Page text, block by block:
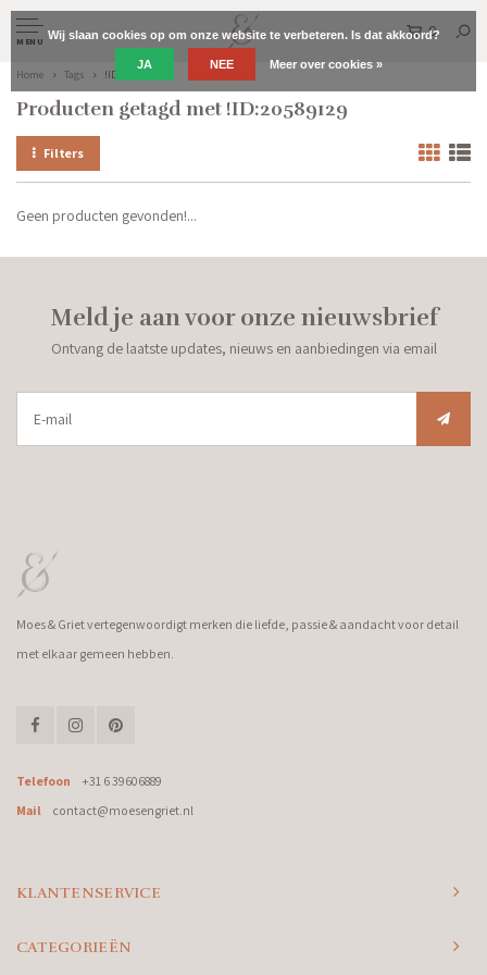
MENU
0
Home Tags !ID:20589129
Producten getagd met !ID:20589129
Filters
Geen producten gevonden!...
Meld je aan voor onze nieuwsbrief
Ontvang de laatste updates, nieuws en aanbiedingen via email
Moes & Griet vertegenwoordigt merken die liefde, passie & aandacht voor detail
met elkaar gemeen hebben.
Telefoon
+31 6 39606889
Mail
contact@moesengriet.nl
KLANTENSERVICE
CATEGORIEËN
Wij slaan cookies op om onze website te verbeteren. Is dat akkoord?
JA NEE Meer over cookies »